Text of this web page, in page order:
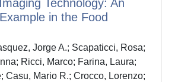
Technology: An
in the Food
Jorge A.; Scapaticci, Rosa;
Ricci, Marco; Farina, Laura;
Casu, Mario R.; Crocco, Lorenzo;